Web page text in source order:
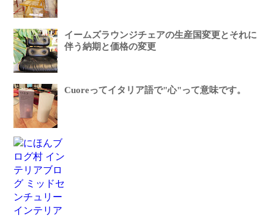
イームズラウンジチェアの生産国変更とそれに
伴う納期と価格の変更
Cuoreってイタリア語で"心"って意味です。